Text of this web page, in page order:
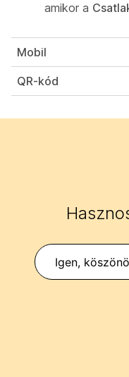
amikor a
Mobil
QR-kód
Igen,